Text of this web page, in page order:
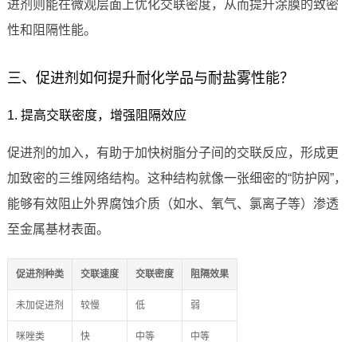
进剂则能在微观层面上优化交联密度，从而提升涂膜的致密
性和阻隔性能。
三、促进剂如何提升耐化学品与耐盐雾性能？
1. 提高交联密度，增强阻隔效应
促进剂的加入，有助于加快树脂分子间的交联反应，形成更
加致密的三维网络结构。这种结构就像一张细密的“防护网”，
能够有效阻止外界腐蚀介质（如水、氧气、氯离子等）渗透
至金属基材表面。
促进剂种类 交联速度 交联密度 阻隔效果
未加促进剂 较慢 低 弱
咪唑类 快 中等 中等